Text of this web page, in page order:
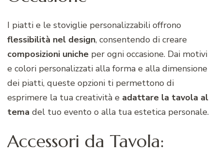
I piatti e le stoviglie personalizzabili offrono
flessibilità nel design, consentendo di creare
composizioni uniche per ogni occasione. Dai motivi
e colori personalizzati alla forma e alla dimensione
dei piatti, queste opzioni ti permettono di
esprimere la tua creatività e adattare la tavola al
tema del tuo evento o alla tua estetica personale.
Accessori da Tavola: